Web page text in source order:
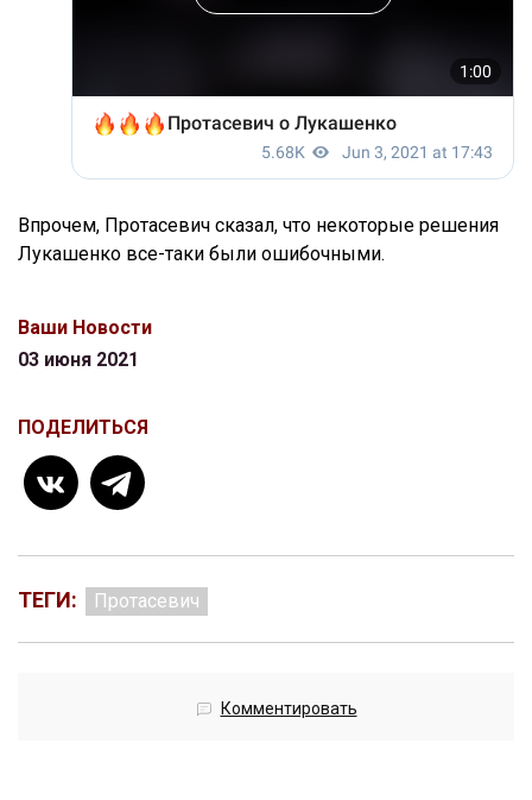
Впрочем, Протасевич сказал, что некоторые решения
Лукашенко все-таки были ошибочными.
Ваши Новости
03 июня 2021
ПОДЕЛИТЬСЯ
ТЕГИ: Протасевич
Комментировать